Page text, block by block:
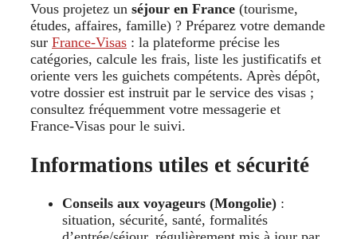
Vous projetez un séjour en France (tourisme,
études, affaires, famille) ? Préparez votre demande
sur France-Visas : la plateforme précise les
catégories, calcule les frais, liste les justificatifs et
oriente vers les guichets compétents. Après dépôt,
votre dossier est instruit par le service des visas ;
consultez fréquemment votre messagerie et
France-Visas pour le suivi.
Informations utiles et sécurité
Conseils aux voyageurs (Mongolie) :
situation, sécurité, santé, formalités